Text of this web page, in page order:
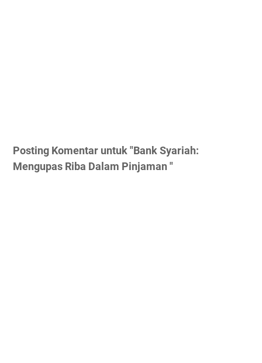
Posting Komentar untuk "Bank Syariah:
Mengupas Riba Dalam Pinjaman "